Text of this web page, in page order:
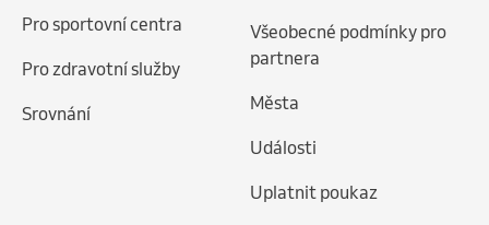
Pro sportovní centra
Pro zdravotní služby
Srovnání
Všeobecné podmínky pro
partnera
Města
Události
Uplatnit poukaz